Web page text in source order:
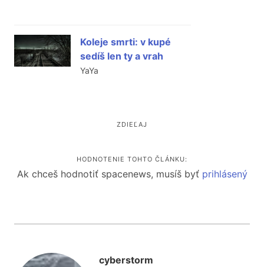
Koleje smrti: v kupé
sedíš len ty a vrah
YaYa
ZDIEĽAJ
HODNOTENIE TOHTO ČLÁNKU:
Ak chceš hodnotiť spacenews, musíš byť prihlásený
cyberstorm